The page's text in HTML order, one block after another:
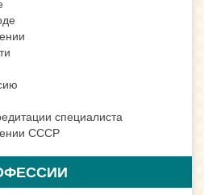
специалиста
СССР